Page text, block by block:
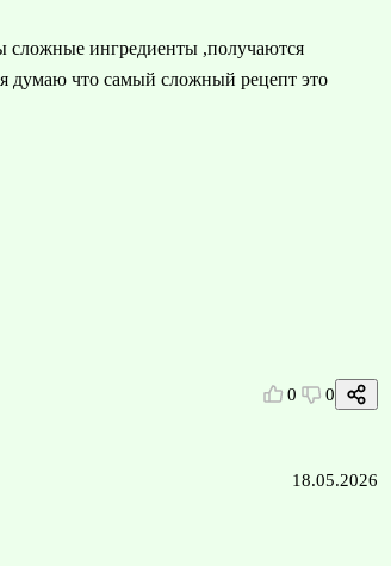
сложные ингредиенты ,получаются
думаю что самый сложный рецепт это
0 0
18.05.2026